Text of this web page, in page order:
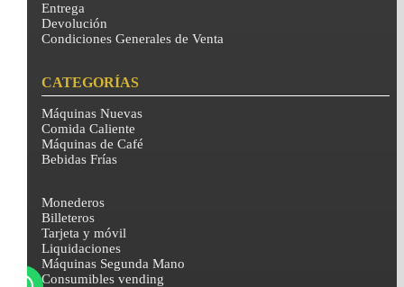
Entrega
Devolución
Condiciones Generales de Venta
CATEGORÍAS
Máquinas Nuevas
Comida Caliente
Máquinas de Café
Bebidas Frías
Monederos
Billeteros
Tarjeta y móvil
Liquidaciones
Máquinas Segunda Mano
Consumibles vending